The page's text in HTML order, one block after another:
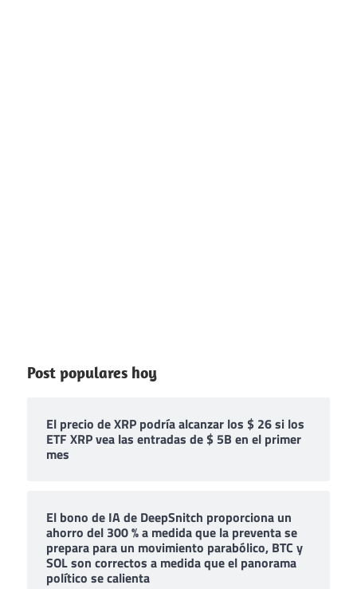
Post populares hoy
El precio de XRP podría alcanzar los $ 26 si los
ETF XRP vea las entradas de $ 5B en el primer
mes
El bono de IA de DeepSnitch proporciona un
ahorro del 300 % a medida que la preventa se
prepara para un movimiento parabólico, BTC y
SOL son correctos a medida que el panorama
político se calienta